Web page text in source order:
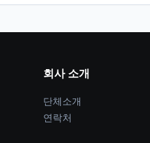
회사 소개
단체소개
연락처